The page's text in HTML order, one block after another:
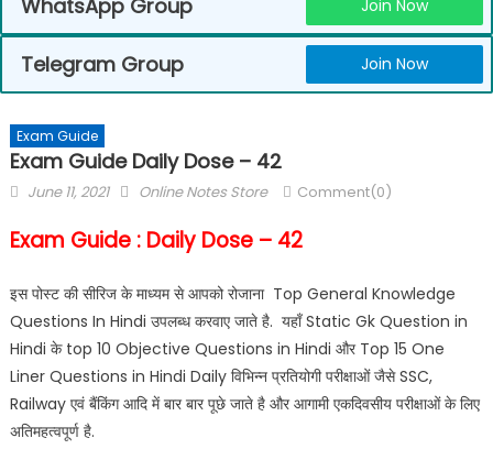
WhatsApp Group Join Now
Telegram Group Join Now
Exam Guide
Exam Guide Daily Dose – 42
June 11, 2021 Online Notes Store Comment(0)
Exam Guide : Daily Dose – 42
इस पोस्ट की सीरिज के माध्यम से आपको रोजाना Top General Knowledge
Questions In Hindi उपलब्ध करवाए जाते है. यहाँ Static Gk Question in
Hindi के top 10 Objective Questions in Hindi और Top 15 One
Liner Questions in Hindi Daily विभिन्न प्रतियोगी परीक्षाओं जैसे SSC,
Railway एवं बैंकिंग आदि में बार बार पूछे जाते है और आगामी एकदिवसीय परीक्षाओं के लिए
अतिमहत्वपूर्ण है.